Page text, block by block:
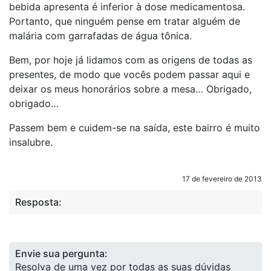
bebida apresenta é inferior à dose medicamentosa.
Portanto, que ninguém pense em tratar alguém de
malária com garrafadas de água tônica.
Bem, por hoje já lidamos com as origens de todas as
presentes, de modo que vocês podem passar aqui e
deixar os meus honorários sobre a mesa… Obrigado,
obrigado…
Passem bem e cuidem-se na saída, este bairro é muito
insalubre.
17 de fevereiro de 2013
Resposta:
Envie sua pergunta:
Resolva de uma vez por todas as suas dúvidas